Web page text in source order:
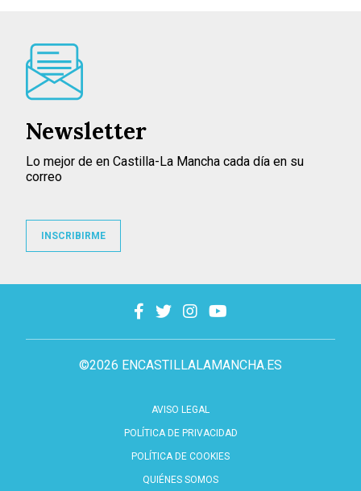
©2026 ENCASTILLALAMANCHA.ES
AVISO LEGAL
POLÍTICA DE PRIVACIDAD
POLÍTICA DE COOKIES
QUIÉNES SOMOS
Newsletter
Lo mejor de en Castilla-La Mancha cada día en su
correo
INSCRIBIRME